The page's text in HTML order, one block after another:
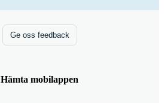
Ge oss feedback
Hämta mobilappen